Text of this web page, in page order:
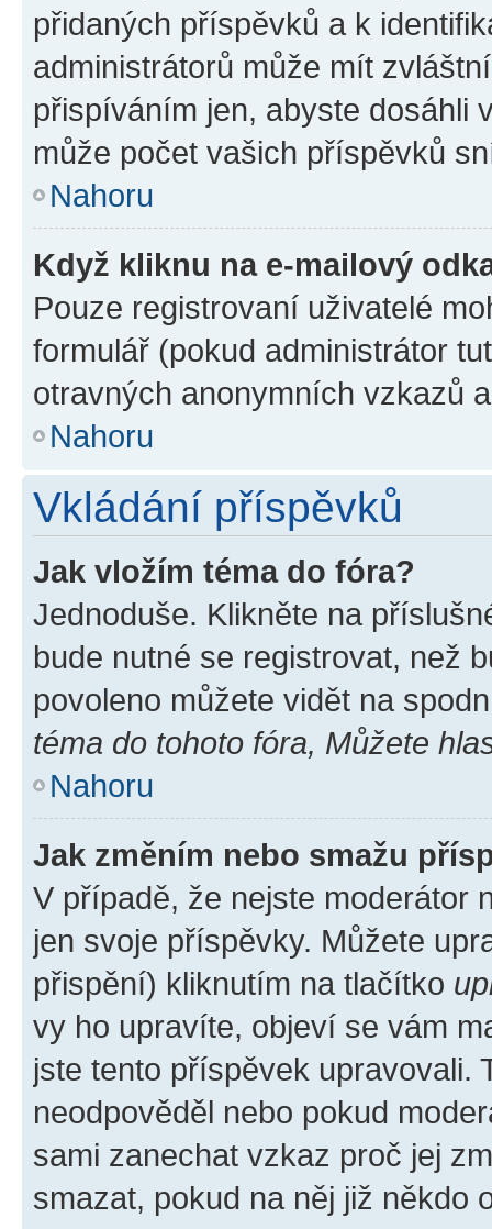
přidaných příspěvků a k
administrátorů může mít
přispíváním jen, abyste dosáhli
může počet vašich příspěvků
Nahoru
Když kliknu na e-mailový
Pouze registrovaní uživatelé
formulář (pokud administrátor
otravných anonymních vzkazů
Nahoru
Vkládání příspěvků
Jak vložím téma do fóra?
Jednoduše. Klikněte na
bude nutné se registrovat, než
povoleno můžete vidět na
téma do tohoto fóra, Můžete
Nahoru
Jak změním nebo smažu
V případě, že nejste moderátor
jen svoje příspěvky. Můžete
přispění) kliknutím na tlačítko
vy ho upravíte, objeví se vám
jste tento příspěvek upravovali.
neodpověděl nebo pokud
sami zanechat vzkaz proč jej
smazat, pokud na něj již někdo